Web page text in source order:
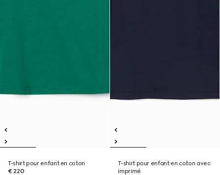
T-shirt pour enfant en coton
€ 220
T-shirt pour enfant en coton avec
imprimé